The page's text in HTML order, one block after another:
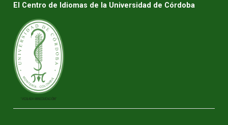
El Centro de Idiomas de la Universidad de Córdoba